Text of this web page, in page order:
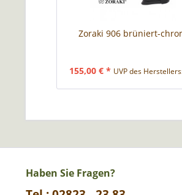
Zoraki 906 brüniert-
155,00 € * UVP des
Haben Sie Fragen?